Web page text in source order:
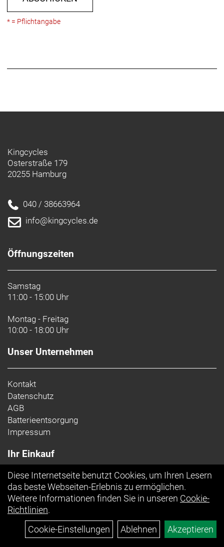
* = Pflichtangabe
Kingcycles
Osterstraße 179
20255 Hamburg
040 / 38663964
info@kingcycles.de
Öffnungszeiten
Samstag
11:00 - 15:00 Uhr
Montag - Freitag
10:00 - 18:00 Uhr
Unser Unternehmen
Kontakt
Datenschutz
AGB
Batterieentsorgung
Impressum
Ihr Einkauf
Top Artikel
Diese Internetseite benutzt Cookies, um Ihren Lesern
das beste Webseiten-Erlebnis zu ermöglichen.
Weitere Informationen finden Sie in unseren Cookie-
Richtlinien.
Cookie-Einstellungen
Ablehnen Akzeptieren